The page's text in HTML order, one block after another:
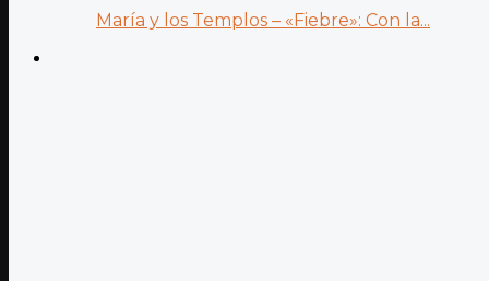
María y los Templos – «Fiebre»: Con la...